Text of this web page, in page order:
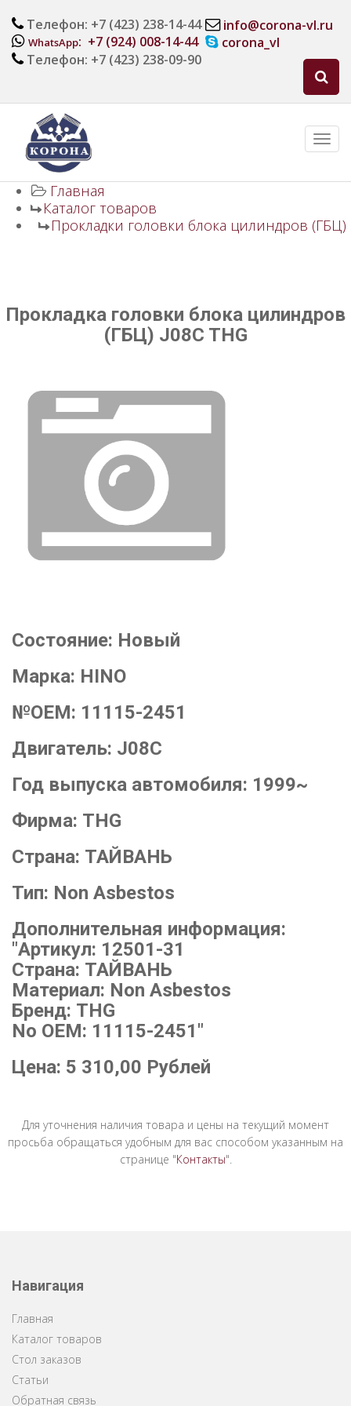
Телефон: +7 (423) 238-14-44
WhatsApp: +7 (924) 008-14-44
Телефон: +7 (423) 238-09-90
info@corona-vl.ru
corona_vl
Главная
Каталог товаров
Прокладки головки блока цилиндров (ГБЦ)
Прокладка головки блока цилиндров
(ГБЦ) J08C THG
Состояние: Новый
Марка: HINO
№OEM: 11115-2451
Двигатель: J08C
Год выпуска автомобиля: 1999~
Фирма: THG
Страна: ТАЙВАНЬ
Тип: Non Asbestos
Дополнительная информация:
"Артикул: 12501-31
Страна: ТАЙВАНЬ
Материал: Non Asbestos
Бренд: THG
No OEM: 11115-2451"
Цена: 5 310,00 Рублей
Для уточнения наличия товара и цены на текущий момент
просьба обращаться удобным для вас способом указанным на
странице "Контакты".
Навигация
Главная
Каталог товаров
Стол заказов
Статьи
Обратная связь